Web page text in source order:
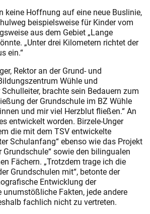
keine Hoffnung auf eine neue Buslinie,
beispielsweise für Kinder vom
aus dem Gebiet „Lange
„Unter drei Kilometern richtet der
ein.“
Rektor an der Grund- und
Wühle und
brachte sein Bedauern zum
der Grundschule im BZ Wühle
und mir viel Herzblut fließen.“ An
entwickelt worden. Birzele-Unger
die mit dem TSV entwickelte
Schulanfang“ ebenso wie das Projekt
Grundschule“ sowie den bilingualen
Fächern. „Trotzdem trage ich die
Grundschulen mit“, betonte der
Entwicklung der
unumstößliche Fakten, jede andere
fachlich nicht zu vertreten.